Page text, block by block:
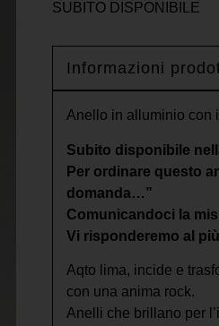
SUBITO DISPONIBILE
Informazioni
Anello in alluminio con
Subito disponibile
Per ordinare questo
domanda…”
Comunicandoci la
Vi risponderemo al
Aqto lima, incide e
con una anima rock.
Anelli che brillano per